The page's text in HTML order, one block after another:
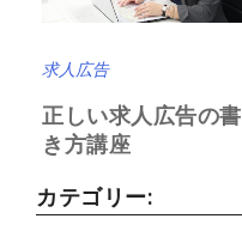
求人広告
正しい求人広告の書
き方講座
カテゴリー: